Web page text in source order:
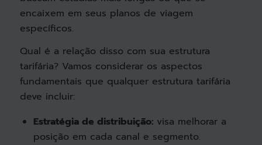
encaixem em seus planos de viagem
específicos.
Qual é a relação disso com sua estrutura
tarifária? Vamos considerar os aspectos
fundamentais que qualquer estrutura tarifária
deve incluir:
Estratégia de distribuição: visa melhorar a
posição em cada canal e segmento.